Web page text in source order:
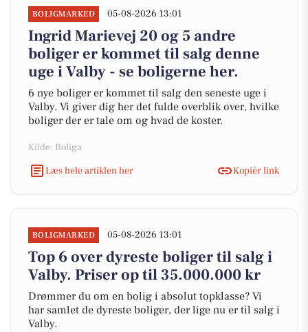
BOLIGMARKED 05-08-2026 13:01
Ingrid Marievej 20 og 5 andre
boliger er kommet til salg denne
uge i Valby - se boligerne her.
6 nye boliger er kommet til salg den seneste uge i
Valby. Vi giver dig her det fulde overblik over, hvilke
boliger der er tale om og hvad de koster.
Kilde: Boliga
Læs hele artiklen her
Kopiér link
BOLIGMARKED 05-08-2026 13:01
Top 6 over dyreste boliger til salg i
Valby. Priser op til 35.000.000 kr
Drømmer du om en bolig i absolut topklasse? Vi
har samlet de dyreste boliger, der lige nu er til salg i
Valby.